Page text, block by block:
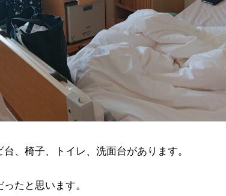
、椅子、トイレ、洗面台があります。
たと思います。